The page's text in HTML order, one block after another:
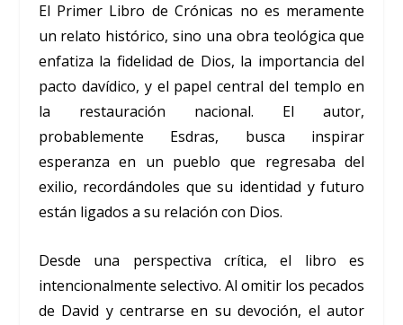
El Primer Libro de Crónicas no es meramente
un relato histórico, sino una obra teológica que
enfatiza la fidelidad de Dios, la importancia del
pacto davídico, y el papel central del templo en
la restauración nacional. El autor,
probablemente Esdras, busca inspirar
esperanza en un pueblo que regresaba del
exilio, recordándoles que su identidad y futuro
están ligados a su relación con Dios.
Desde una perspectiva crítica, el libro es
intencionalmente selectivo. Al omitir los pecados
de David y centrarse en su devoción, el autor